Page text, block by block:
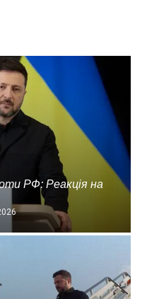
РФ: Реакція на